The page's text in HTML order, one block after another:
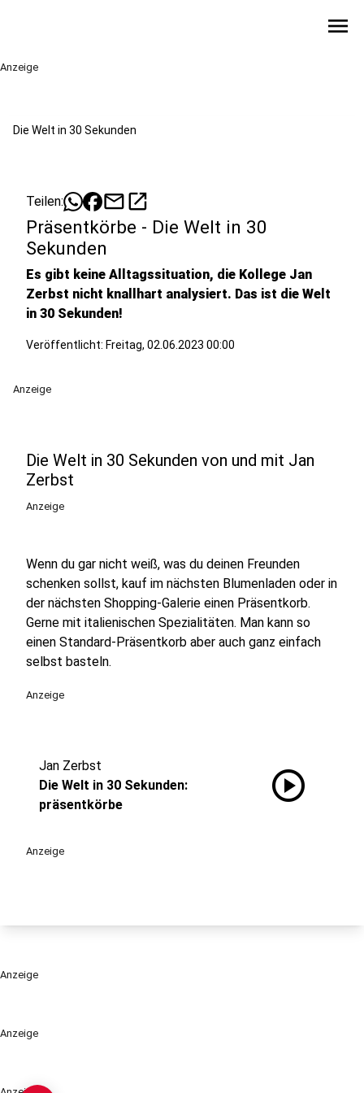
menu
Anzeige
Anzeige
Die Welt in 30 Sekunden
Teilen: mailopen_in_new
Präsentkörbe - Die Welt in 30
Sekunden
Es gibt keine Alltagssituation, die Kollege Jan
Zerbst nicht knallhart analysiert. Das ist die Welt
in 30 Sekunden!
Veröffentlicht: Freitag, 02.06.2023 00:00
Anzeige
Die Welt in 30 Sekunden von und mit Jan
Zerbst
Anzeige
Wenn du gar nicht weiß, was du deinen Freunden
schenken sollst, kauf im nächsten Blumenladen oder in
der nächsten Shopping-Galerie einen Präsentkorb.
Gerne mit italienischen Spezialitäten. Man kann so
einen Standard-Präsentkorb aber auch ganz einfach
selbst basteln.
Anzeige
Jan Zerbst
Die Welt in 30 Sekunden:
präsentkörbe
play_circle
Anzeige
Anzeige